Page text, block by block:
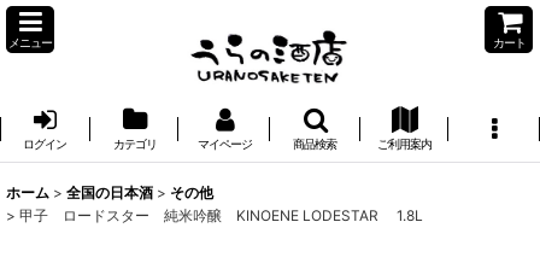
メニュー カート
ログイン カテゴリ マイページ 商品検索 ご利用案内
ホーム > 全国の日本酒 > その他
> 甲子 ロードスター 純米吟醸 KINOENE LODESTAR 1.8L